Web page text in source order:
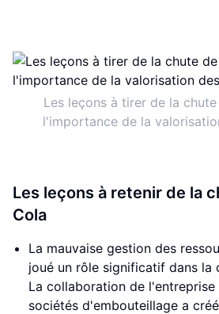
Les leçons à tirer de la
l'importance de la
Les leçons à retenir de la
Cola
La mauvaise gestion des
joué un rôle significatif dans la
La collaboration de
sociétés d'embouteillage a